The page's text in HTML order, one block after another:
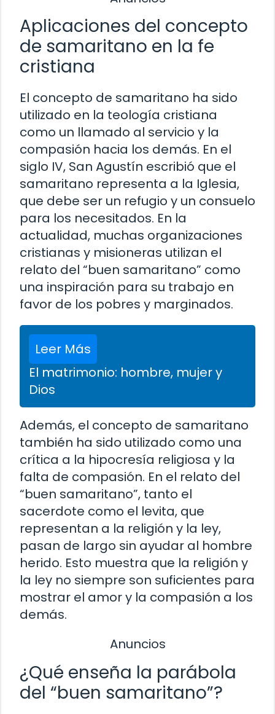
Aplicaciones del concepto
de samaritano en la fe
cristiana
El concepto de samaritano ha sido
utilizado en la teología cristiana
como un llamado al servicio y la
compasión hacia los demás. En el
siglo IV, San Agustín escribió que el
samaritano representa a la Iglesia,
que debe ser un refugio y un consuelo
para los necesitados. En la
actualidad, muchas organizaciones
cristianas y misioneras utilizan el
relato del “buen samaritano” como
una inspiración para su trabajo en
favor de los pobres y marginados.
Leer Más
El matrimonio: hombre, mujer y
Dios
Además, el concepto de samaritano
también ha sido utilizado como una
crítica a la hipocresía religiosa y la
falta de compasión. En el relato del
“buen samaritano”, tanto el
sacerdote como el levita, que
representan a la religión y la ley,
pasan de largo sin ayudar al hombre
herido. Esto muestra que la religión y
la ley no siempre son suficientes para
mostrar el amor y la compasión a los
demás.
Anuncios
¿Qué enseña la parábola
del “buen samaritano”?